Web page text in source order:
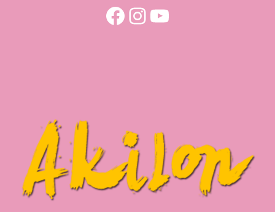
Facebook
Instagram
YouTube